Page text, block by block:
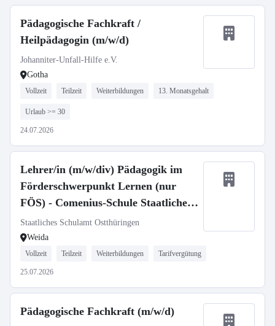
Pädagogische Fachkraft /
Heilpädagogin (m/w/d)
Johanniter-Unfall-Hilfe e.V.
Gotha
Vollzeit Teilzeit Weiterbildungen 13. Monatsgehalt
Urlaub >= 30
24.07.2026
Lehrer/in (m/w/div) Pädagogik im
Förderschwerpunkt Lernen (nur
FÖS) - Comenius-Schule Staatliches
regionales Förderzentrum Weida
Förderschwerpunkt Lernen
Staatliches Schulamt Ostthüringen
Weida
Vollzeit Teilzeit Weiterbildungen Tarifvergütung
25.07.2026
Pädagogische Fachkraft (m/w/d)